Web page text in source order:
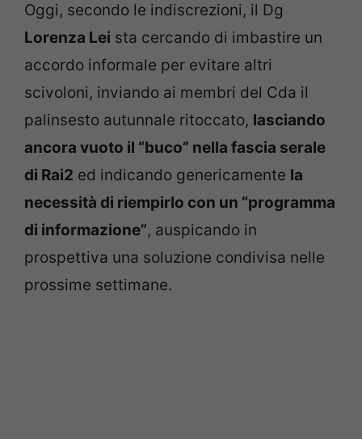
Oggi, secondo le indiscrezioni, il Dg
Lorenza Lei sta cercando di imbastire un
accordo informale per evitare altri
scivoloni, inviando ai membri del Cda il
palinsesto autunnale ritoccato, lasciando
ancora vuoto il “buco” nella fascia serale
di Rai2 ed indicando genericamente la
necessità di riempirlo con un “programma
di informazione”, auspicando in
prospettiva una soluzione condivisa nelle
prossime settimane.